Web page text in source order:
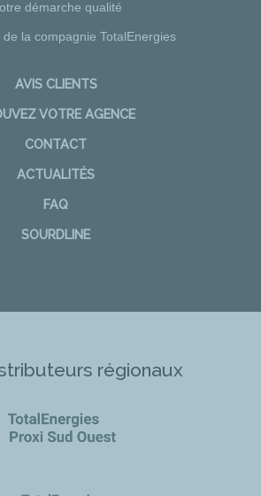
démarche qualité
de la compagnie TotalEnergies
AVIS CLIENTS
VOTRE AGENCE
CONTACT
ACTUALITÉS
FAQ
SOURDLINE
régionaux